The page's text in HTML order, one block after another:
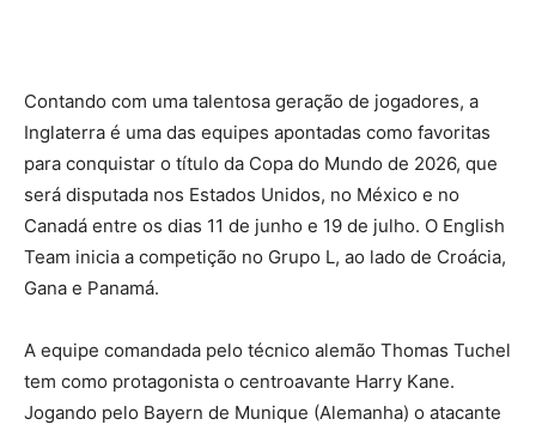
Contando com uma talentosa geração de jogadores, a
Inglaterra é uma das equipes apontadas como favoritas
para conquistar o título da Copa do Mundo de 2026, que
será disputada nos Estados Unidos, no México e no
Canadá entre os dias 11 de junho e 19 de julho. O English
Team inicia a competição no Grupo L, ao lado de Croácia,
Gana e Panamá.
A equipe comandada pelo técnico alemão Thomas Tuchel
tem como protagonista o centroavante Harry Kane.
Jogando pelo Bayern de Munique (Alemanha) o atacante